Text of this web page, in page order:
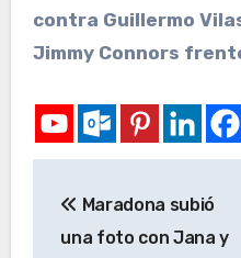
contra Guillermo
Jimmy Connors
Maradona subió
una foto con Jana y